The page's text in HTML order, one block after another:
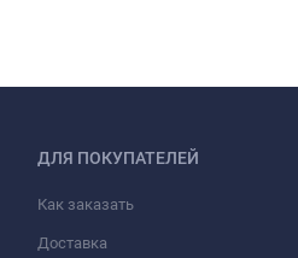
ДЛЯ ПОКУПАТЕЛЕЙ
Как заказать
Доставка